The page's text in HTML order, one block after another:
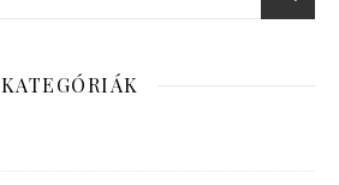
KATEGÓRIÁK